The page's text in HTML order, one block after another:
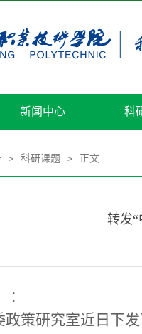
新闻中心 科
> 科研课题 > 正文
转发
政策研究室近日下